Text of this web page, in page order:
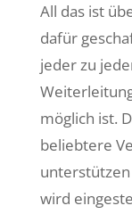
All das ist
dafür
jeder zu
möglich ist.
beliebtere
wird